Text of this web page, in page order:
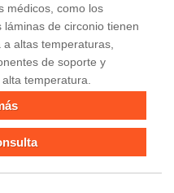
médicos, como los
de circonio tienen
altas temperaturas,
de soporte y
temperatura.